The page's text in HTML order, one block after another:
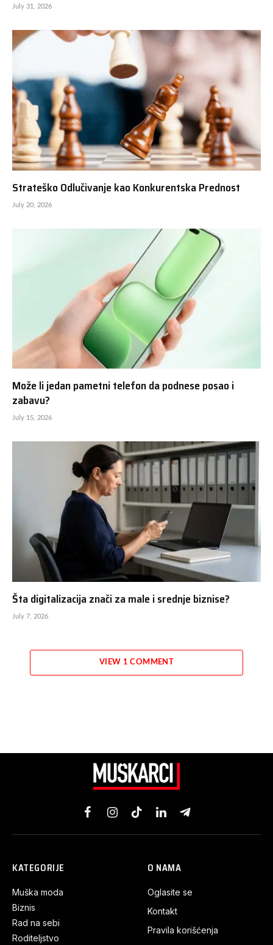
July 31, 2026
Strateško Odlučivanje kao Konkurentska Prednost
July 20, 2026
Može li jedan pametni telefon da podnese posao i
zabavu?
July 15, 2026
Šta digitalizacija znači za male i srednje biznise?
July 7, 2026
VIEW 1 COMMENT
FacebookInstagramTikTokLinkedInTelegram
KATEGORIJE
Muška moda
Biznis
Rad na sebi
Roditeljstvo
O NAMA
Oglasite se
Kontakt
Pravila korišćenja